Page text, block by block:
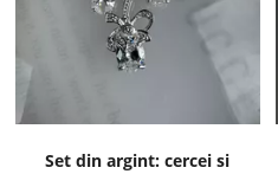
Set din argint: cercei si